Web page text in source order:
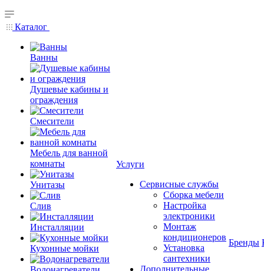
Каталог
Ванны
Душевые кабины и
ограждения
Смесители
Мебель для ванной
комнаты
Унитазы
Слив
Инсталляции
Кухонные мойки
Услуги
Сервисные службы
Сборка мебели
Настройка
электроники
Монтаж
кондиционеров
Установка
сантехники
Дополнительные
Бренды